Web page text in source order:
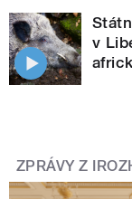
v
ZPRÁVY Z